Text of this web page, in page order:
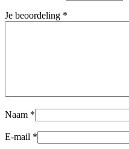
Je beoordeling *
Naam *
E-mail *